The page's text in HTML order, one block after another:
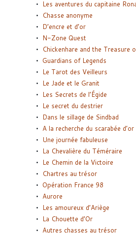
Les aventures du capitaine
Chasse anonyme
D’encre et d’or
N-Zone Quest
Chickenhare and the Treasure
Guardians of Legends
Le Tarot des Veilleurs
Le Jade et le Granit
Les Secrets de l’Égide
Le secret du destrier
Dans le sillage de Sindbad
A la recherche du scarabée d’or
Une journée fabuleuse
La Chevalière du Téméraire
Le Chemin de la Victoire
Chartres au trésor
Opération France 98
Aurore
Les amoureux d’Ariège
La Chouette d’Or
Autres chasses au trésor